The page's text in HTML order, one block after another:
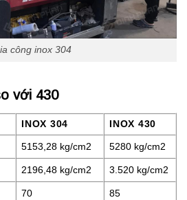
công inox 304
với 430
INOX 304 INOX 430
5153,28 kg/cm2 5280 kg/cm2
2196,48 kg/cm2 3.520 kg/cm2
70 85